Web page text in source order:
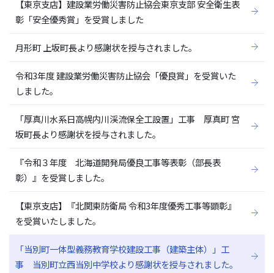
【東京支店】建設業労働災害防止協会東京支部 安全衛生表
彰「安全優秀賞」を受賞しました
月形町 上坂町長より感謝状を授与されました。
令和3年度 建設業労働災害防止協会「優良賞」を受賞いた
しました。
「厚真川水系日高幌内川渓流保全工設置」工事 厚真町 宮
坂町長より感謝状を授与されました。
『令和３年度 北海道開発局優良工事等表彰（部長表
彰）』を受賞しました。
【東京支店】『北関東防衛局 令和3年度優秀工事等顕彰』
を受賞いたしました。
「当別町一体型義務教育学校建設工事（建築主体）」工
事 当別町立西当別中学校より感謝状を授与されました。